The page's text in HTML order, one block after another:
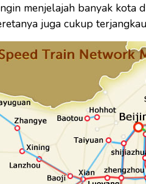
menjelajah banyak kota
juga cukup